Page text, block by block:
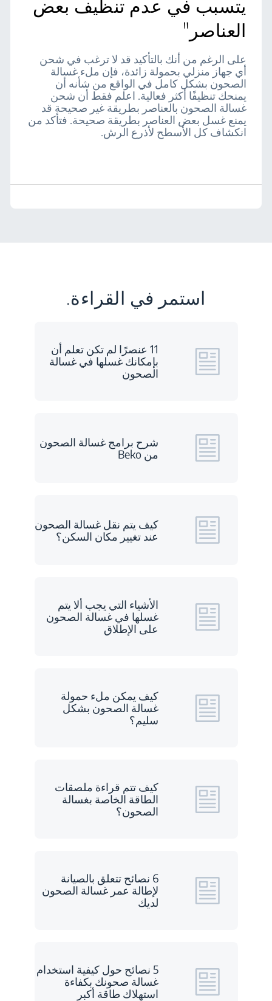
يتسبب في عدم تنظيف بعض
العناصر"
على الرغم من أنك بالتأكيد قد لا ترغب في شحن
أي جهاز منزلي بحمولة زائدة، فإن ملء غسالة
الصحون بشكل كامل في الواقع من شأنه أن
يمنحك تنظيفًا أكثر فعالية. اعلم فقط أن شحن
غسالة الصحون بالعناصر بطريقة غير صحيحة قد
يمنع غسل بعض العناصر بطريقة صحيحة. فتأكد من
انكشاف كل الأسطح لأذرع الرش.
استمر في القراءة.
11 عنصرًا لم تكن تعلم أن
بإمكانك غسلها في غسالة
الصحون
شرح برامج غسالة الصحون
من Beko
كيف يتم نقل غسالة الصحون
عند تغيير مكان السكن؟
الأشياء التي يجب ألا يتم
غسلها في غسالة الصحون
على الإطلاق
كيف يمكن ملء حمولة
غسالة الصحون بشكل
سليم؟
كيف تتم قراءة ملصقات
الطاقة الخاصة بغسالة
الصحون؟
6 نصائح تتعلق بالصيانة
لإطالة عمر غسالة الصحون
لديك
5 نصائح حول كيفية استخدام
غسالة صحونك بكفاءة
استهلاك طاقة أكبر